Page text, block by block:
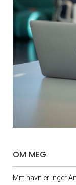
OM MEG
Mitt navn er Inger